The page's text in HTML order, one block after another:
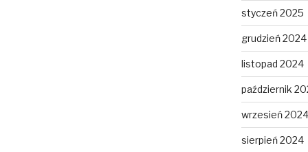
styczeń 2025
grudzień 2024
listopad 2024
październik
wrzesień 2024
sierpień 2024